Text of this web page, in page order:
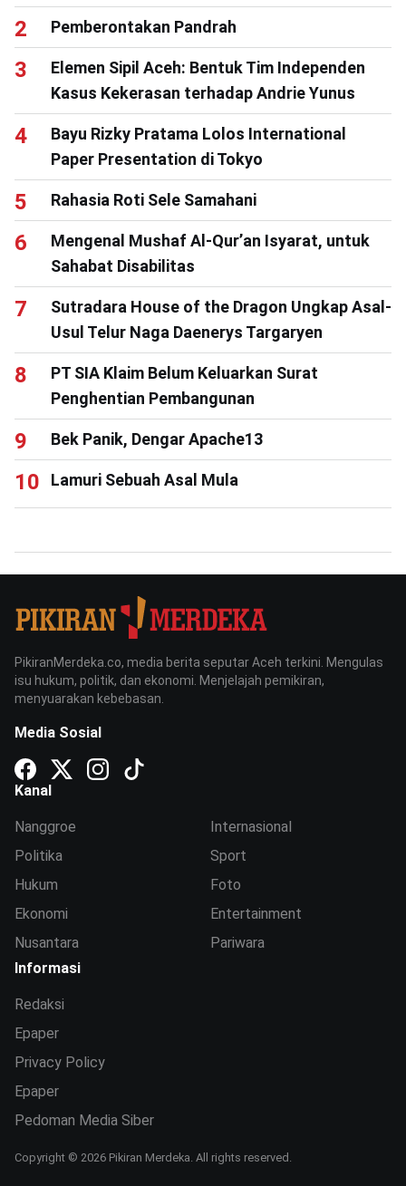
Pemberontakan Pandrah
Elemen Sipil Aceh: Bentuk Tim Independen
Kasus Kekerasan terhadap Andrie Yunus
Bayu Rizky Pratama Lolos International
Paper Presentation di Tokyo
Rahasia Roti Sele Samahani
Mengenal Mushaf Al-Qur’an Isyarat, untuk
Sahabat Disabilitas
Sutradara House of the Dragon Ungkap Asal-
Usul Telur Naga Daenerys Targaryen
PT SIA Klaim Belum Keluarkan Surat
Penghentian Pembangunan
Bek Panik, Dengar Apache13
Lamuri Sebuah Asal Mula
PikiranMerdeka.co, media berita seputar Aceh terkini. Mengulas
isu hukum, politik, dan ekonomi. Menjelajah pemikiran,
menyuarakan kebebasan.
Media Sosial
Kanal
Nanggroe
Politika
Hukum
Ekonomi
Nusantara
Internasional
Sport
Foto
Entertainment
Pariwara
Informasi
Redaksi
Epaper
Privacy Policy
Epaper
Pedoman Media Siber
Copyright © 2026 Pikiran Merdeka. All rights reserved.